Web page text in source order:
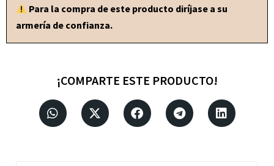
Para la compra de este producto diríjase a su
armería de confianza.
¡COMPARTE ESTE PRODUCTO!